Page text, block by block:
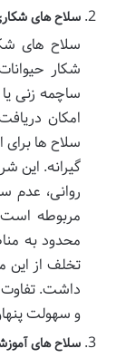
سلاح های
سلاح های
شکار
ساچمه زنی
امکان
سلاح ها برای
گیرانه. این
روانی، عدم
مربوطه
محدود به
تخلف از این
داشت. تفاوت
و سهولت
سلاح های